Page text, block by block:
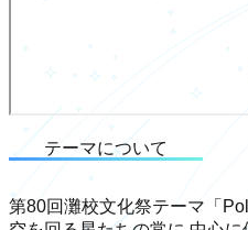
テーマについて
第80回灘校文化祭テーマ「